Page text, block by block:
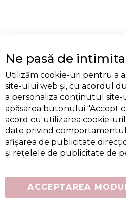
Ne pasă de
Utilizăm cookie-uri pentru a
site-ului web și, cu acordul
a personaliza conținutul
apăsarea butonului "Accept
acord cu utilizarea cookie-
date privind
afișarea de publicitate
și rețelele de publicitate de
ACCEPTAREA